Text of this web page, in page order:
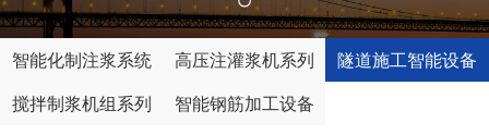
智能化制注浆系统 高压注灌浆机系列
隧道施工智能设备
搅拌制浆机组系列
智能钢筋加工设备